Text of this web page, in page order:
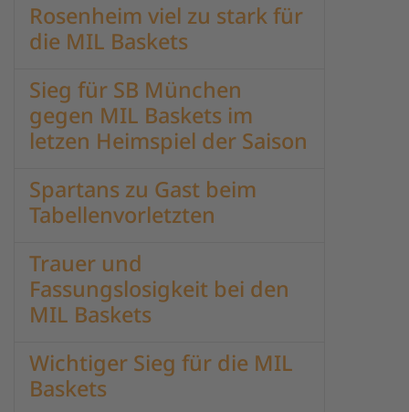
Rosenheim viel zu stark für
die MIL Baskets
Sieg für SB München
gegen MIL Baskets im
letzen Heimspiel der Saison
Spartans zu Gast beim
Tabellenvorletzten
Trauer und
Fassungslosigkeit bei den
MIL Baskets
Wichtiger Sieg für die MIL
Baskets